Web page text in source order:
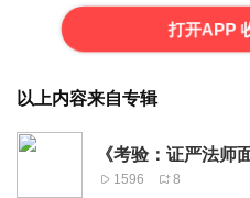
打开APP
以上内容来自专辑
《考验：证严法师
1596 8